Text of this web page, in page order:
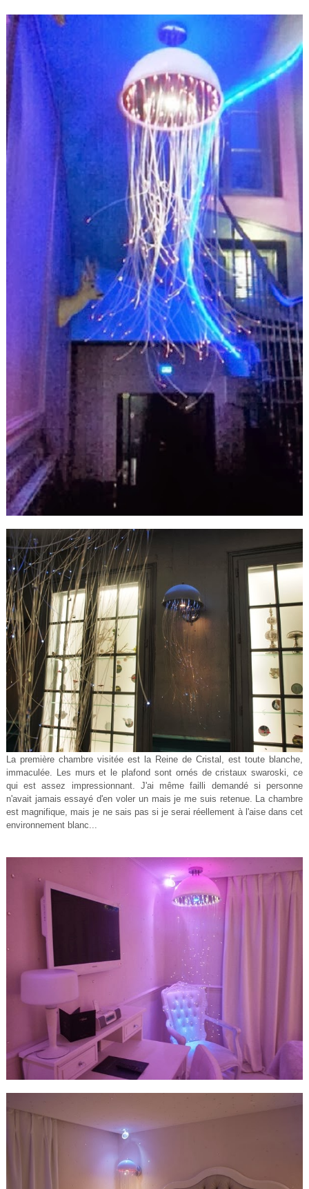
La première chambre visitée est la Reine de Cristal, est toute blanche,
immaculée. Les murs et le plafond sont ornés de cristaux swaroski, ce
qui est assez impressionnant. J'ai même failli demandé si personne
n'avait jamais essayé d'en voler un mais je me suis retenue. La chambre
est magnifique, mais je ne sais pas si je serai réellement à l'aise dans cet
environnement blanc...